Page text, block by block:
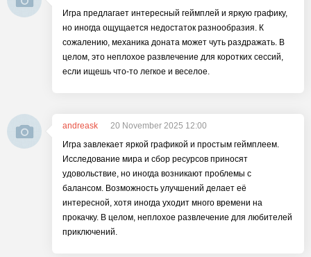
Игра предлагает интересный геймплей и яркую графику,
но иногда ощущается недостаток разнообразия. К
сожалению, механика доната может чуть раздражать. В
целом, это неплохое развлечение для коротких сессий,
если ищешь что-то легкое и веселое.
andreask
20 November 2025 12:00
Игра завлекает яркой графикой и простым геймплеем.
Исследование мира и сбор ресурсов приносят
удовольствие, но иногда возникают проблемы с
балансом. Возможность улучшений делает её
интересной, хотя иногда уходит много времени на
прокачку. В целом, неплохое развлечение для любителей
приключений.